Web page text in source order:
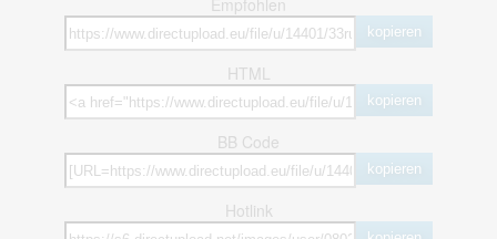
Empfohlen
kopieren
HTML
kopieren
BB Code
kopieren
Hotlink